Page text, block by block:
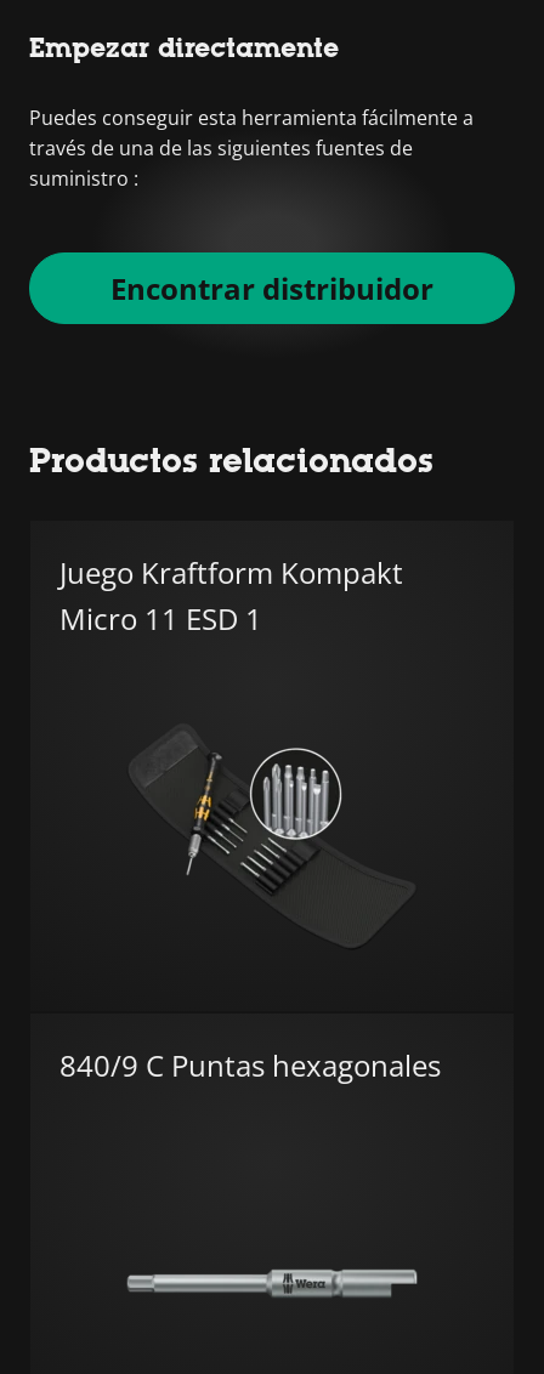
Empezar directamente
Puedes conseguir esta herramienta fácilmente a
través de una de las siguientes fuentes de
suministro :
Encontrar distribuidor
Productos relacionados
Juego Kraftform Kompakt
Micro 11 ESD 1
840/9 C Puntas hexagonales